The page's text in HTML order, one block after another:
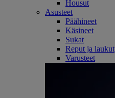
Housut
Asusteet
Päähineet
Käsineet
Sukat
Reput ja laukut
Varusteet